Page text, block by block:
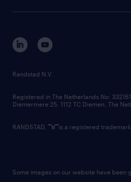
corporate governance
randstad innovation fund
country websites
Randstad N.V.
Registered in The Netherlands No:
Diemermere 25, 1112 TC Diemen, The
RANDSTAD, is a registered
Some images on our website have been